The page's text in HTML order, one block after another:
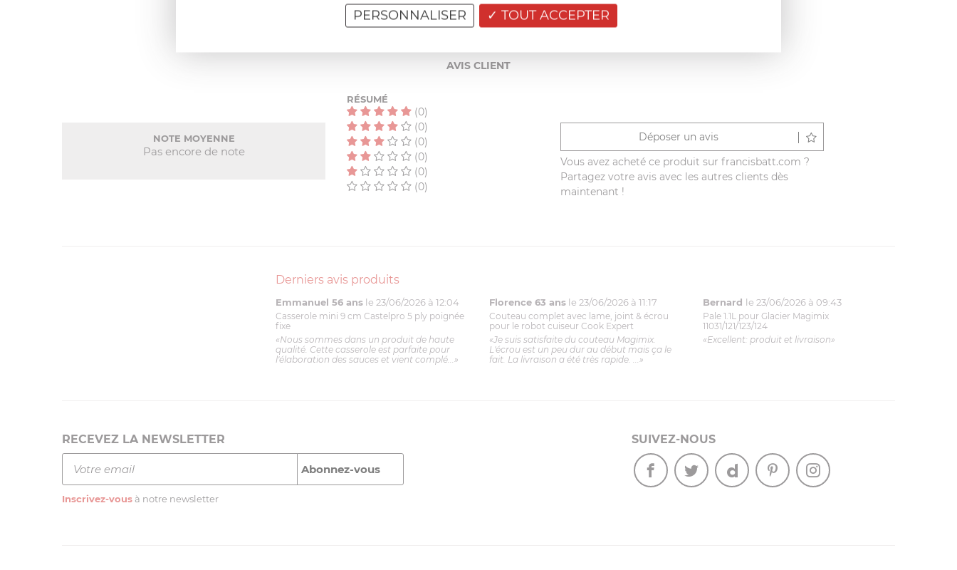
AIDE AU CHOIX
AVIS CLIENT
NOTE MOYENNE
Pas encore de note
RÉSUMÉ
(0)
(0)
(0)
(0)
(0)
(0)
Déposer un avis
Vous avez acheté ce produit sur francisbatt.com ?
Partagez votre avis avec les autres clients dès
maintenant !
Derniers avis produits
Emmanuel 56 ans le 23/06/2026 à 12:04
Casserole mini 9 cm Castelpro 5 ply poignée
fixe
«Nous sommes dans un produit de haute
qualité. Cette casserole est parfaite pour
l'élaboration des sauces et vient complé...»
Florence 63 ans le 23/06/2026 à 11:17
Couteau complet avec lame, joint & écrou
pour le robot cuiseur Cook Expert
«Je suis satisfaite du couteau Magimix.
L'écrou est un peu dur au début mais ça le
fait. La livraison a été très rapide. ...»
Bernard le 23/06/2026 à 09:43
Pale 1.1L pour Glacier Magimix
11031/121/123/124
«Excellent: produit et livraison»
RECEVEZ LA NEWSLETTER
Inscrivez-vous à notre newsletter
SUIVEZ-NOUS
TOUT ACCEPTER
PERSONNALISER